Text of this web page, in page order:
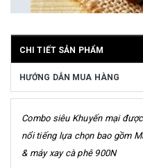
CHI TIẾT SẢN PHẨM
HƯỚNG DẪN MUA HÀNG
Combo siêu Khuyến mại
nổi tiếng lựa chọn bao gồm
& máy xay cà phê 900N